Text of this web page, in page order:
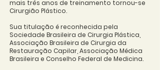
mais três anos de treinamento tornou-se
Cirurgião Plástico.
Sua titulação é reconhecida pela
Sociedade Brasileira de Cirurgia Plástica,
Associação Brasileira de Cirurgia da
Restauração Capilar, Associação Médica
Brasileira e Conselho Federal de Medicina.